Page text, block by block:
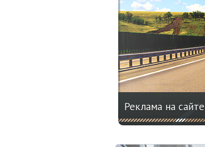
Реклама на сайте